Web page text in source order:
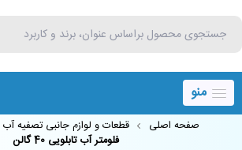
منو
صفحه اصلی قطعات و لوازم جانبی تصفیه آب
فلومتر آب تابلویی 40 گالن